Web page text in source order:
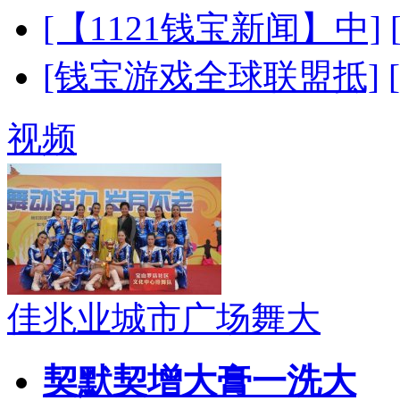
[【1121钱宝新闻】中]
[钱宝游戏全球联盟抵]
视频
佳兆业城市广场舞大
契默契增大膏一洗大